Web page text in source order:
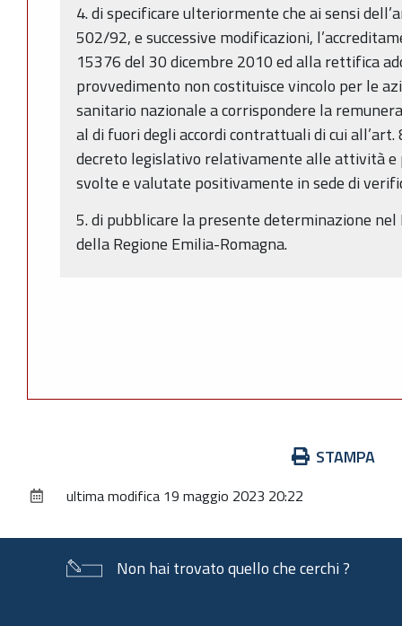
4. di specificare ulteriormente che ai sensi
502/92, e successive modificazioni,
15376 del 30 dicembre 2010 ed alla rettifica
provvedimento non costituisce vincolo per le
sanitario nazionale a corrispondere la
al di fuori degli accordi contrattuali di cui all’art.
decreto legislativo relativamente alle attività
svolte e valutate positivamente in sede di
5. di pubblicare la presente determinazione
della Regione Emilia-Romagna.
documento
STAMPA
ultima modifica 19 maggio 2023 20:22
Non hai trovato quello che cerchi ?